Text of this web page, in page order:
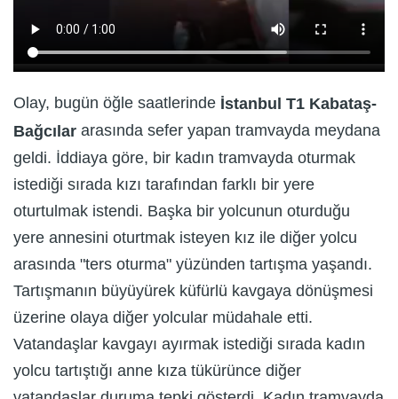
Olay, bugün öğle saatlerinde İstanbul T1 Kabataş-
Bağcılar arasında sefer yapan tramvayda meydana
geldi. İddiaya göre, bir kadın tramvayda oturmak
istediği sırada kızı tarafından farklı bir yere
oturtulmak istendi. Başka bir yolcunun oturduğu
yere annesini oturtmak isteyen kız ile diğer yolcu
arasında "ters oturma" yüzünden tartışma yaşandı.
Tartışmanın büyüyürek küfürlü kavgaya dönüşmesi
üzerine olaya diğer yolcular müdahale etti.
Vatandaşlar kavgayı ayırmak istediği sırada kadın
yolcu tartıştığı anne kıza tükürünce diğer